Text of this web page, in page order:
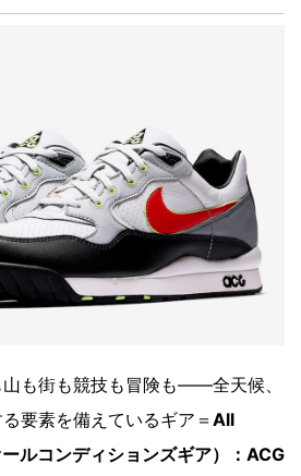
も街も競技も冒険も――全天候、
要素を備えているギア＝ All
ルコンディションズギア）：ACG